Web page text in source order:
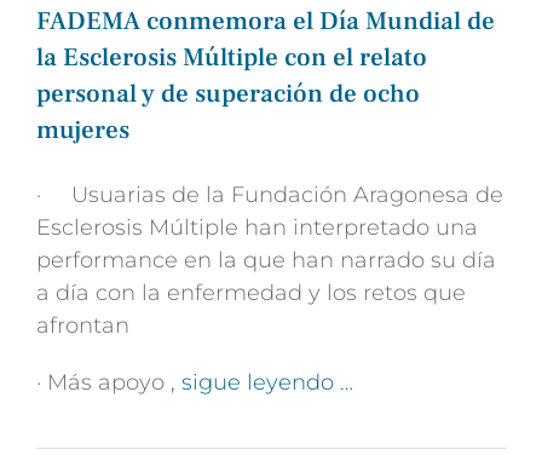
FADEMA conmemora el Día Mundial de
la Esclerosis Múltiple con el relato
personal y de superación de ocho
mujeres
· Usuarias de la Fundación Aragonesa de
Esclerosis Múltiple han interpretado una
performance en la que han narrado su día
a día con la enfermedad y los retos que
afrontan
· Más apoyo , sigue leyendo …